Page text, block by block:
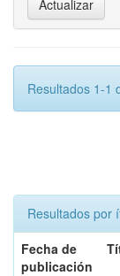
Resultados 1-1
Resultados por
Fecha de
publicación